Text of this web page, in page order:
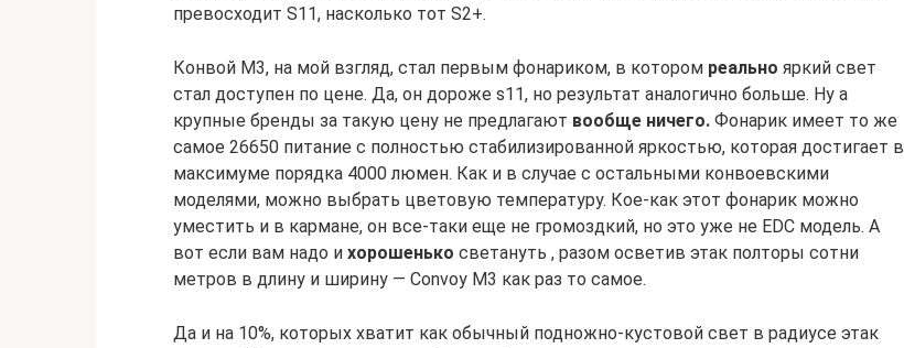
превосходит S11, насколько тот S2+.
Конвой М3, на мой взгляд, стал первым фонариком, в котором реально яркий свет
стал доступен по цене. Да, он дороже s11, но результат аналогично больше. Ну а
крупные бренды за такую цену не предлагают вообще ничего. Фонарик имеет то же
самое 26650 питание с полностью стабилизированной яркостью, которая достигает в
максимуме порядка 4000 люмен. Как и в случае с остальными конвоевскими
моделями, можно выбрать цветовую температуру. Кое-как этот фонарик можно
уместить и в кармане, он все-таки еще не громоздкий, но это уже не EDC модель. А
вот если вам надо и хорошенько светануть , разом осветив этак полторы сотни
метров в длину и ширину — Convoy M3 как раз то самое.
Да и на 10%, которых хватит как обычный подножно-кустовой свет в радиусе этак